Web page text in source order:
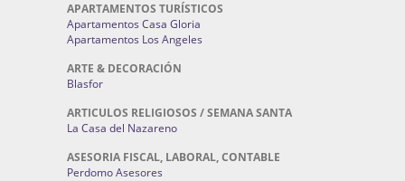
APARTAMENTOS TURÍSTICOS
Apartamentos Casa Gloria
Apartamentos Los Angeles
ARTE & DECORACIÓN
Blasfor
ARTICULOS RELIGIOSOS / SEMANA SANTA
La Casa del Nazareno
ASESORIA FISCAL, LABORAL, CONTABLE
Perdomo Asesores